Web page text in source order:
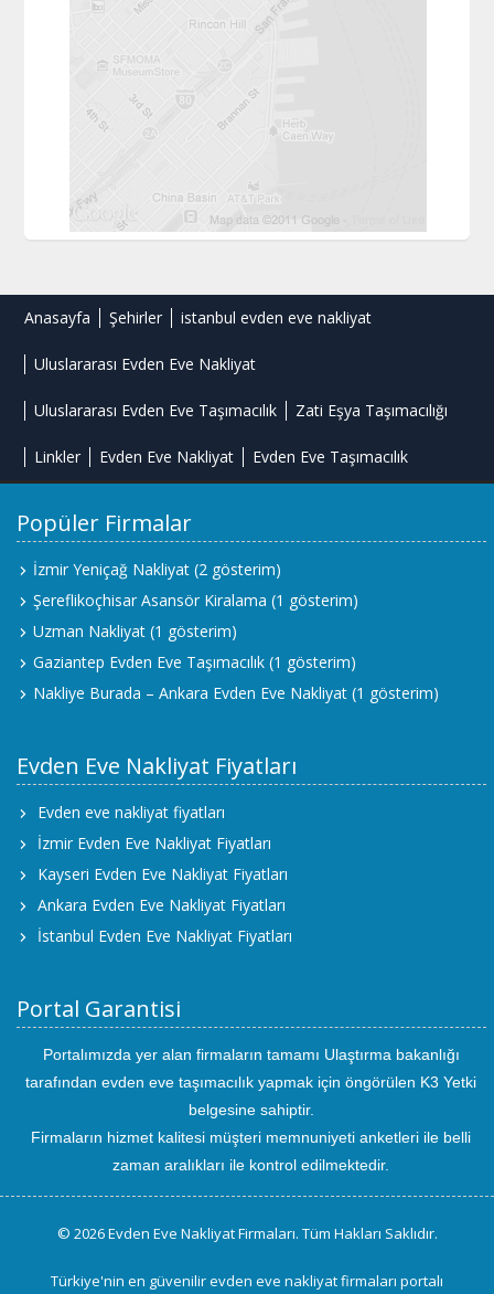
Anasayfa Şehirler istanbul evden eve nakliyat
Uluslararası Evden Eve Nakliyat
Uluslararası Evden Eve Taşımacılık Zati Eşya Taşımacılığı
Linkler Evden Eve Nakliyat Evden Eve Taşımacılık
Popüler Firmalar
İzmir Yeniçağ Nakliyat (2 gösterim)
Şereflikoçhisar Asansör Kiralama (1 gösterim)
Uzman Nakliyat (1 gösterim)
Gaziantep Evden Eve Taşımacılık (1 gösterim)
Nakliye Burada – Ankara Evden Eve Nakliyat (1 gösterim)
Evden Eve Nakliyat Fiyatları
Evden eve nakliyat fiyatları
İzmir Evden Eve Nakliyat Fiyatları
Kayseri Evden Eve Nakliyat Fiyatları
Ankara Evden Eve Nakliyat Fiyatları
İstanbul Evden Eve Nakliyat Fiyatları
Portal Garantisi
Portalımızda yer alan firmaların tamamı Ulaştırma bakanlığı
tarafından evden eve taşımacılık yapmak için öngörülen K3 Yetki
belgesine sahiptir.
Firmaların hizmet kalitesi müşteri memnuniyeti anketleri ile belli
zaman aralıkları ile kontrol edilmektedir.
© 2026 Evden Eve Nakliyat Firmaları. Tüm Hakları Saklıdır.
Türkiye'nin en güvenilir evden eve nakliyat firmaları portalı